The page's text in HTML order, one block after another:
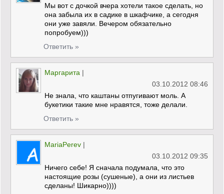
Мы вот с дочкой вчера хотели такое сделать, но
она забыла их в садике в шкафчике, а сегодня
они уже завяли. Вечером обязательно
попробуем)))
Ответить »
Маргарита |
03.10.2012 08:46
Не знала, что каштаны отпугивают моль. А
букетики такие мне нравятся, тоже делали.
Ответить »
MariaPerev |
03.10.2012 09:35
Ничего себе! Я сначала подумала, что это
настоящие розы (сушеные), а они из листьев
сделаны! Шикарно))))